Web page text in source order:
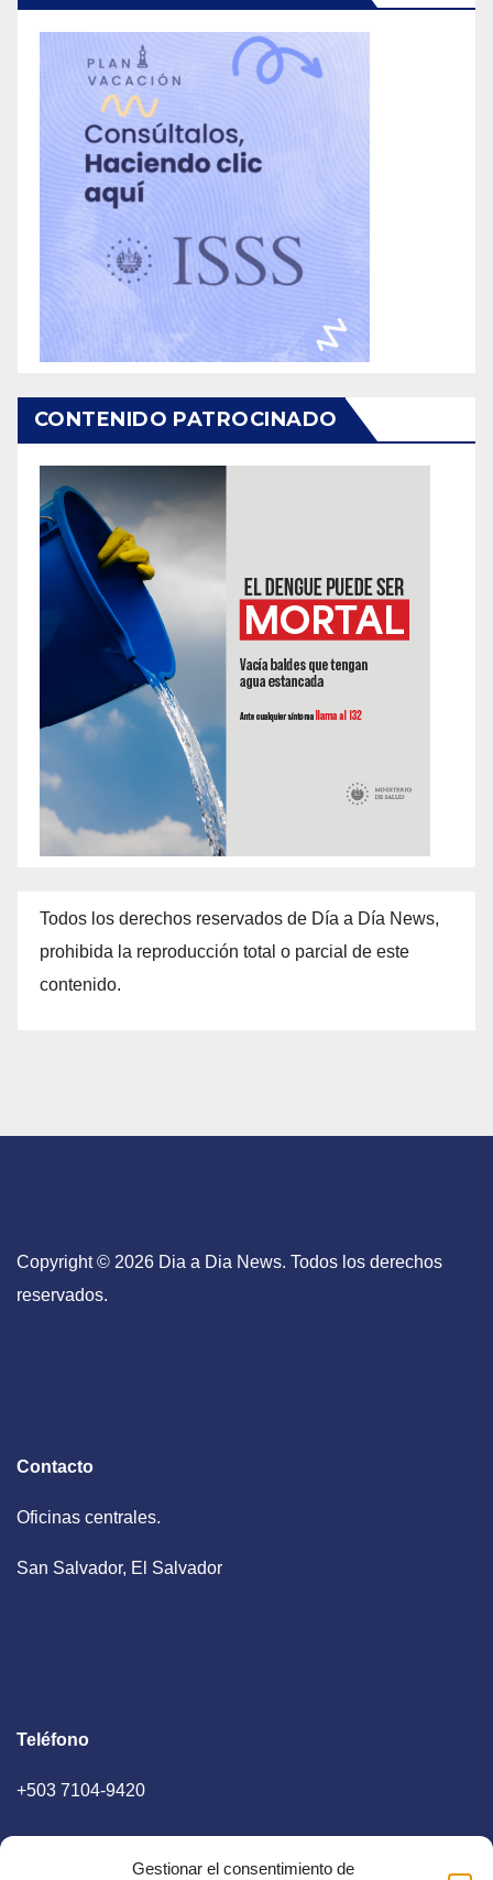
Gestionar el consentimiento de
CONTENIDO PATROCINADO
Todos los derechos reservados de Día a Día News,
prohibida la reproducción total o parcial de este
contenido.
Copyright © 2026 Dia a Dia News. Todos los derechos
reservados.
Contacto
Oficinas centrales.
San Salvador, El Salvador
Teléfono
+503 7104-9420